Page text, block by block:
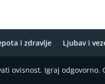
i zdravlje Ljubav i
ovisnost. Igraj